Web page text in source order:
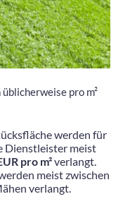
pro m²
werden für
Dienstleister meist
pro m²verlangt.
meist zwischen
verlangt.